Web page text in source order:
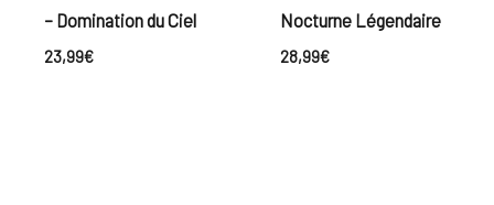
– Domination du Ciel
23,99€
Nocturne Légendaire
28,99€